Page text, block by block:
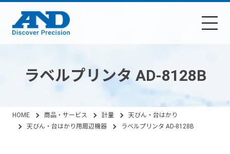
ラベルプリンタ AD-8128B
HOME 商品・サービス 計量
天びん・台はかり
天びん・台はかり用周辺機器
ラベルプリンタ AD-8128B